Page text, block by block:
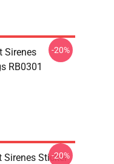
Sirenes
RB0301
-20%
Sirenes Sticker
-20%